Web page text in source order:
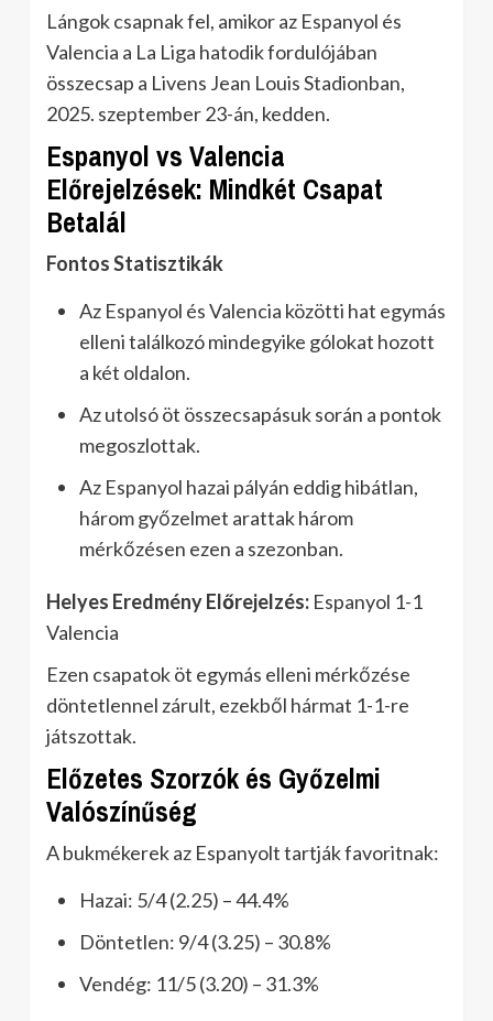
Lángok csapnak fel, amikor az Espanyol és
Valencia a La Liga hatodik fordulójában
összecsap a Livens Jean Louis Stadionban,
2025. szeptember 23-án, kedden.
Espanyol vs Valencia
Előrejelzések: Mindkét Csapat
Betalál
Fontos Statisztikák
Az Espanyol és Valencia közötti hat egymás
elleni találkozó mindegyike gólokat hozott
a két oldalon.
Az utolsó öt összecsapásuk során a pontok
megoszlottak.
Az Espanyol hazai pályán eddig hibátlan,
három győzelmet arattak három
mérkőzésen ezen a szezonban.
Helyes Eredmény Előrejelzés: Espanyol 1-1
Valencia
Ezen csapatok öt egymás elleni mérkőzése
döntetlennel zárult, ezekből hármat 1-1-re
játszottak.
Előzetes Szorzók és Győzelmi
Valószínűség
A bukmékerek az Espanyolt tartják favoritnak:
Hazai: 5/4 (2.25) – 44.4%
Döntetlen: 9/4 (3.25) – 30.8%
Vendég: 11/5 (3.20) – 31.3%